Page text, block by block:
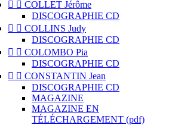
  COLLET Jérôme
DISCOGRAPHIE CD
  COLLINS Judy
DISCOGRAPHIE CD
  COLOMBO Pia
DISCOGRAPHIE CD
  CONSTANTIN Jean
DISCOGRAPHIE CD
MAGAZINE
MAGAZINE EN
TÉLÉCHARGEMENT (pdf)